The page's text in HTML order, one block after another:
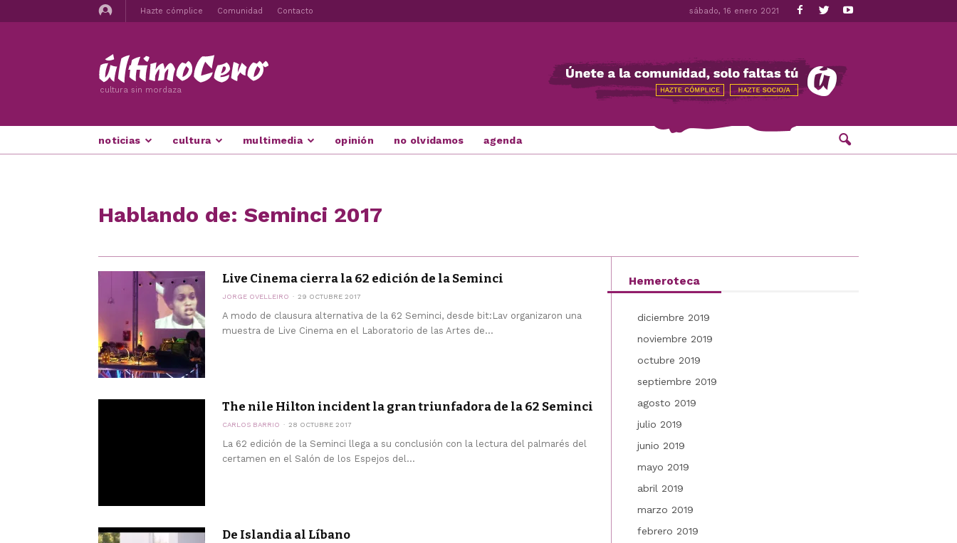
Hazte cómplice Comunidad Contacto sábado, 16 enero 2021
cultura sin mordaza
noticias cultura multimedia opinión no olvidamos agenda
Hablando de: Seminci 2017
Live Cinema cierra la 62 edición de la Seminci
JORGE OVELLEIRO 29 OCTUBRE 2017
A modo de clausura alternativa de la 62 Seminci, desde bit:Lav organizaron una
muestra de Live Cinema en el Laboratorio de las Artes de...
The nile Hilton incident la gran triunfadora de la 62 Seminci
CARLOS BARRIO 28 OCTUBRE 2017
La 62 edición de la Seminci llega a su conclusión con la lectura del palmarés del
certamen en el Salón de los Espejos del...
De Islandia al Líbano
Hemeroteca
diciembre 2019
noviembre 2019
octubre 2019
septiembre 2019
agosto 2019
julio 2019
junio 2019
mayo 2019
abril 2019
marzo 2019
febrero 2019